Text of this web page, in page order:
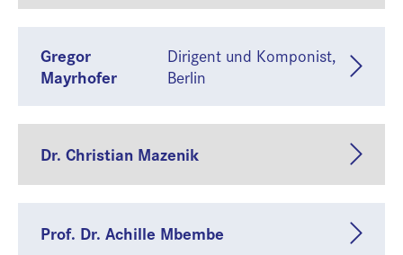
Gregor
Mayrhofer
Dirigent und Komponist,
Berlin
Dr. Christian Mazenik
Prof. Dr. Achille Mbembe